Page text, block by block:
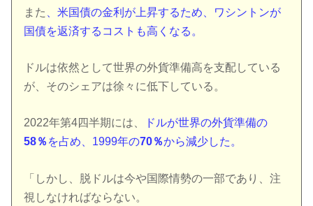
また
、米国債の金利が上昇するため、ワシントンが
国債を返済するコストも高くなる。
ドルは依然として世界の外貨準備高を支配している
が、そのシェアは徐々に低下している。
2022年第4四半期には、
ドルが世界の外貨準備の
58％ を占め、1999年の70％から減少した。
「しかし、脱ドルは今や国際情勢の一部であり、注
視しなければならない。